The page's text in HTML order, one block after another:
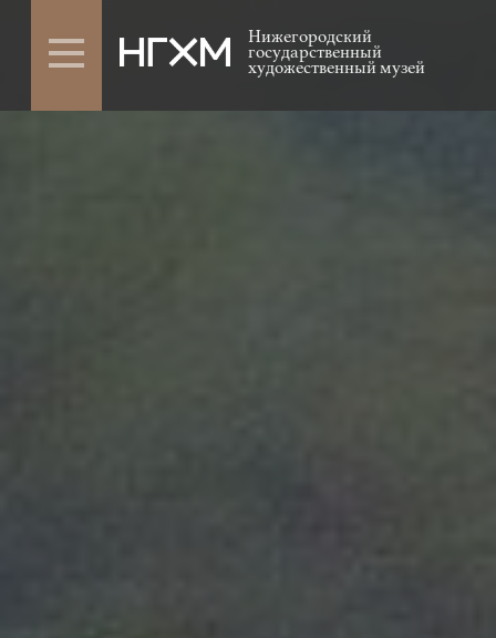
Нижегородский
государственный
художественный музей